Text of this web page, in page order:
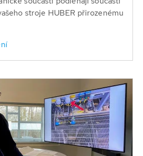
stroje HUBER přirozenému